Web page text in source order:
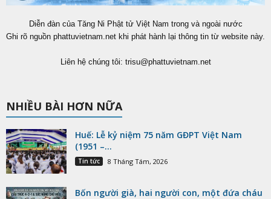
Diễn đàn của Tăng Ni Phật tử Việt Nam trong và ngoài nước
Ghi rõ nguồn phattuvietnam.net khi phát hành lại thông tin từ website này.
Liên hệ chúng tôi: trisu@phattuvietnam.net
NHIỀU BÀI HƠN NỮA
Huế: Lễ kỷ niệm 75 năm GĐPT Việt Nam
(1951 –...
Tin tức 8 Tháng Tám, 2026
Bốn người già, hai người con, một đứa cháu